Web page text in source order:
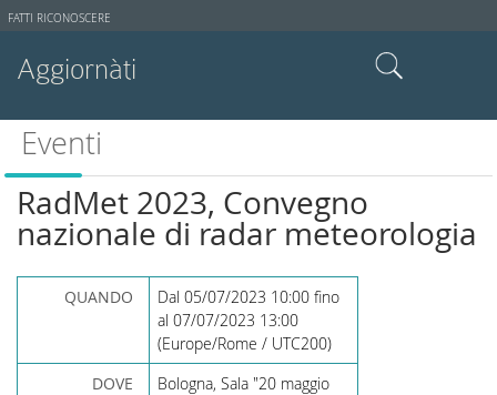
Strumenti
FATTI RICONOSCERE
Aggiornàti
Cerca nel sito
Ricerca avanzata…
Eventi
RadMet 2023, Convegno
nazionale di radar meteorologia
QUANDO Dal 05/07/2023 10:00 fino
al 07/07/2023 13:00
(Europe/Rome / UTC200)
DOVE
Bologna, Sala "20 maggio